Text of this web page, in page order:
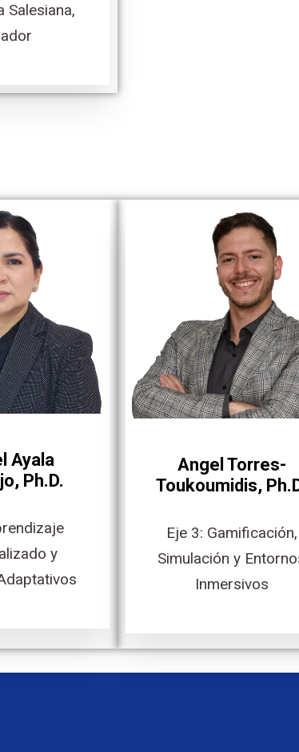
Salesiana,
Ayala
Ph.D.
y
Angel Torres-
Toukoumidis,
Eje 3: Gamificación,
Simulación y
Inmersivos